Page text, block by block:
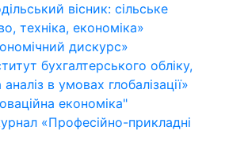
вісник: сільське
техніка, економіка»
дискурс»
бухгалтерського обліку,
в умовах глобалізації»
економіка"
«Професійно-прикладні